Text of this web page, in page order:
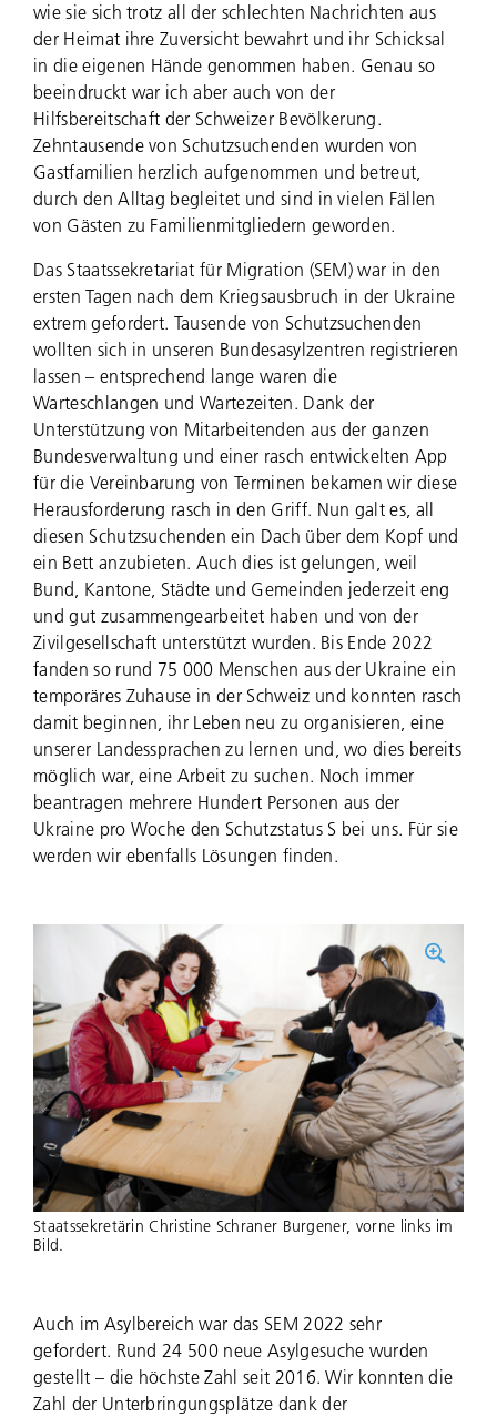
wie sie sich trotz all der schlechten Nachrichten aus
der Heimat ihre Zuversicht bewahrt und ihr Schicksal
in die eigenen Hände genommen haben. Genau so
beeindruckt war ich aber auch von der
Hilfsbereitschaft der Schweizer Bevölkerung.
Zehntausende von Schutzsuchenden wurden von
Gastfamilien herzlich aufgenommen und betreut,
durch den Alltag begleitet und sind in vielen Fällen
von Gästen zu Familienmitgliedern geworden.
Das Staatssekretariat für Migration (SEM) war in den
ersten Tagen nach dem Kriegsausbruch in der Ukraine
extrem gefordert. Tausende von Schutzsuchenden
wollten sich in unseren Bundesasylzentren registrieren
lassen – entsprechend lange waren die
Warteschlangen und Wartezeiten. Dank der
Unterstützung von Mitarbeitenden aus der ganzen
Bundesverwaltung und einer rasch entwickelten App
für die Vereinbarung von Terminen bekamen wir diese
Herausforderung rasch in den Griff. Nun galt es, all
diesen Schutzsuchenden ein Dach über dem Kopf und
ein Bett anzubieten. Auch dies ist gelungen, weil
Bund, Kantone, Städte und Gemeinden jederzeit eng
und gut zusammengearbeitet haben und von der
Zivilgesellschaft unterstützt wurden. Bis Ende 2022
fanden so rund 75 000 Menschen aus der Ukraine ein
temporäres Zuhause in der Schweiz und konnten rasch
damit beginnen, ihr Leben neu zu organisieren, eine
unserer Landessprachen zu lernen und, wo dies bereits
möglich war, eine Arbeit zu suchen. Noch immer
beantragen mehrere Hundert Personen aus der
Ukraine pro Woche den Schutzstatus S bei uns. Für sie
werden wir ebenfalls Lösungen finden.
Staatssekretärin Christine Schraner Burgener, vorne links im
Bild.
Auch im Asylbereich war das SEM 2022 sehr
gefordert. Rund24 500 neue Asylgesuche wurden
gestellt – die höchste Zahl seit 2016. Wir konnten die
Zahl der Unterbringungsplätze dank der